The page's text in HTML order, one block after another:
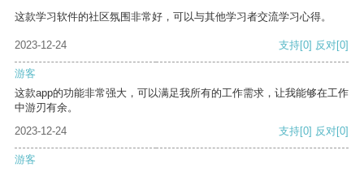
这款学习软件的社区氛围非常好，可以与其他学习者交流学习心得。
2023-12-24 支持[0] 反对[0]
游客
这款app的功能非常强大，可以满足我所有的工作需求，让我能够在工作
中游刃有余。
2023-12-24
支持[0] 反对[0]
游客